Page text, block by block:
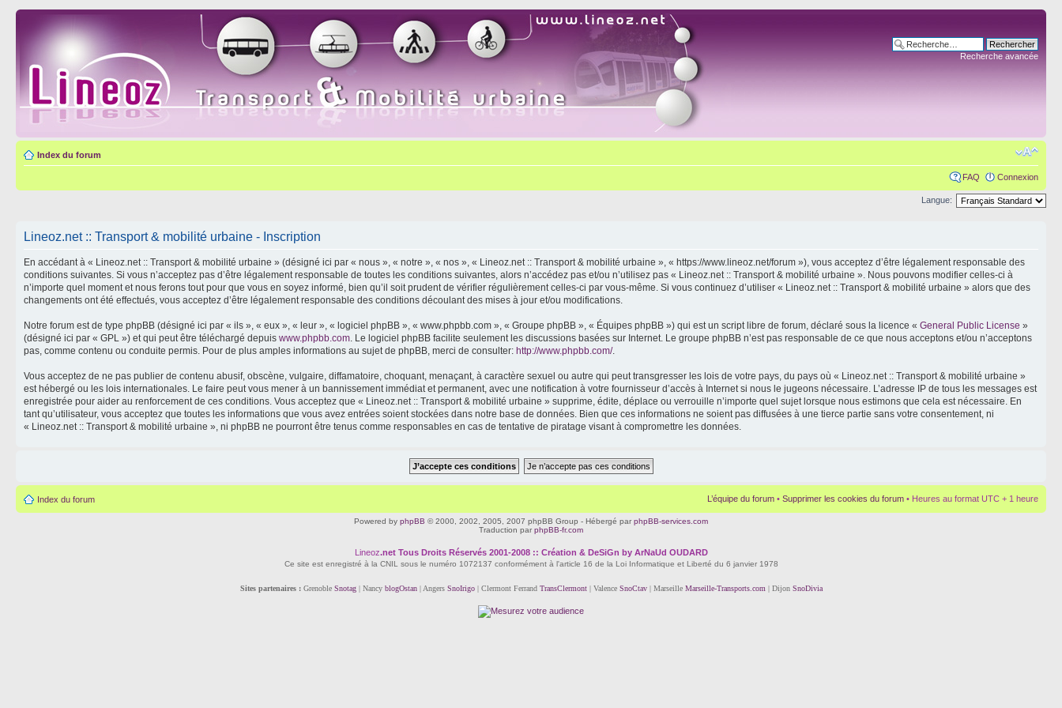
Recherche avancée
Index du forum
FAQ Connexion
Langue:
Lineoz.net :: Transport & mobilité urbaine - Inscription
En accédant à « Lineoz.net :: Transport & mobilité urbaine » (désigné ici par « nous », « notre », « nos », « Lineoz.net :: Transport & mobilité urbaine », « https://www.lineoz.net/forum »), vous acceptez d’être légalement responsable des
conditions suivantes. Si vous n’acceptez pas d’être légalement responsable de toutes les conditions suivantes, alors n’accédez pas et/ou n’utilisez pas « Lineoz.net :: Transport & mobilité urbaine ». Nous pouvons modifier celles-ci à
n’importe quel moment et nous ferons tout pour que vous en soyez informé, bien qu’il soit prudent de vérifier régulièrement celles-ci par vous-même. Si vous continuez d’utiliser « Lineoz.net :: Transport & mobilité urbaine » alors que des
changements ont été effectués, vous acceptez d’être légalement responsable des conditions découlant des mises à jour et/ou modifications.
Notre forum est de type phpBB (désigné ici par « ils », « eux », « leur », « logiciel phpBB », « www.phpbb.com », « Groupe phpBB », « Équipes phpBB ») qui est un script libre de forum, déclaré sous la licence « General Public License »
(désigné ici par « GPL ») et qui peut être téléchargé depuis www.phpbb.com . Le logiciel phpBB facilite seulement les discussions basées sur Internet. Le groupe phpBB n’est pas responsable de ce que nous acceptons et/ou n’acceptons
pas, comme contenu ou conduite permis. Pour de plus amples informations au sujet de phpBB, merci de consulter: http://www.phpbb.com/.
Vous acceptez de ne pas publier de contenu abusif, obscène, vulgaire, diffamatoire, choquant, menaçant, à caractère sexuel ou autre qui peut transgresser les lois de votre pays, du pays où « Lineoz.net :: Transport & mobilité urbaine »
est hébergé ou les lois internationales. Le faire peut vous mener à un bannissement immédiat et permanent, avec une notification à votre fournisseur d’accès à Internet si nous le jugeons nécessaire. L’adresse IP de tous les messages est
enregistrée pour aider au renforcement de ces conditions. Vous acceptez que « Lineoz.net :: Transport & mobilité urbaine » supprime, édite, déplace ou verrouille n’importe quel sujet lorsque nous estimons que cela est nécessaire. En
tant qu’utilisateur, vous acceptez que toutes les informations que vous avez entrées soient stockées dans notre base de données. Bien que ces informations ne soient pas diffusées à une tierce partie sans votre consentement, ni
« Lineoz.net :: Transport & mobilité urbaine », ni phpBB ne pourront être tenus comme responsables en cas de tentative de piratage visant à compromettre les données.
Index du forum L’équipe du forum • Supprimer les cookies du forum • Heures au format UTC + 1 heure
Powered by phpBB © 2000, 2002, 2005, 2007 phpBB Group - Hébergé par phpBB-services.com
Traduction par phpBB-fr.com
Lineoz.netTous Droits Réservés 2001-2008 :: Création & DeSiGn by ArNaUd OUDARD
Ce site est enregistré à la CNIL sous le numéro 1072137 conformément à l'article 16 de la Loi Informatique et Liberté du 6 janvier 1978
Sites partenaires :Grenoble Snotag| Nancy blogOstan| Angers SnoIrigo| Clermont Ferrand TransClermont| Valence SnoCtav| Marseille Marseille-Transports.com | Dijon SnoDivia